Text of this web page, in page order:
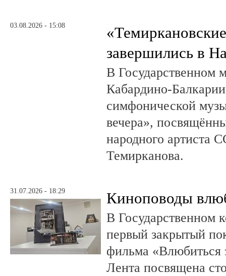
03.08.2026 - 15:08
завершились в
В Государственном
Кабардино-
симфонической
вечера»,
народного артиста
Темирканова.
31.07.2026 - 18:29 Киноповоды
В Государственном
первый закрытый
фильма «Влюбиться
Лента посвящена